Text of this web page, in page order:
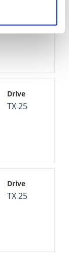
TX 25
TX 25